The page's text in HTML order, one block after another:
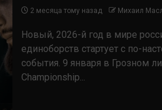
2 месяца тому назад Михаил
Новый, 2026-й год в мире
единоборств стартует с по-
события. 9 января в Грозном
Championship...